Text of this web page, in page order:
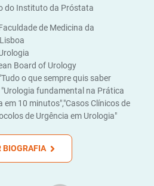
do Instituto da Próstata
de Medicina da
Board of Urology
o que sempre quis saber
fundamental na Prática
em 10 minutos","Casos Clínicos de
de Urgência em Urologia"
BIOGRAFIA